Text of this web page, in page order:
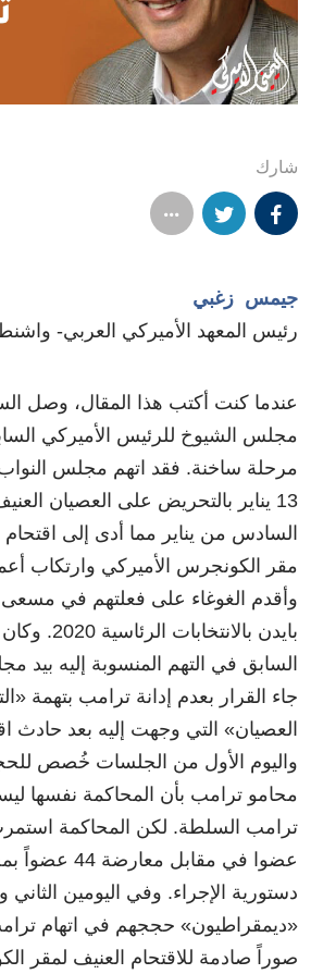
شارك
جيمس زغبي
رئيس المعهد الأميركي العربي-
عندما كنت أكتب هذا المقال، وصل
مجلس الشيوخ للرئيس الأميركي
مرحلة ساخنة. فقد اتهم مجلس
13 يناير بالتحريض على العصيان
السادس من يناير مما أدى إلى
مقر الكونجرس الأميركي وارتكاب
وأقدم الغوغاء على فعلتهم في مسعى
بايدن
السابق في التهم المنسوبة إليه بيد
جاء القرار بعدم إدانة ترامب بتهمة
العصيان» التي وجهت إليه بعد حادث
واليوم الأول من الجلسات خُصص
محامو ترامب بأن المحاكمة نفسها
عضوا في مقابل
دستورية الإجراء. وفي اليومين الثاني
«ديمقراطيون» حججهم في اتهام
صوراً صادمة للاقتحام العنيف لمقر